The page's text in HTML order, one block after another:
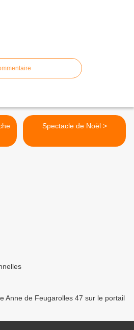
Spectacle de Noël >
Anne de Feugarolles 47 sur le portail